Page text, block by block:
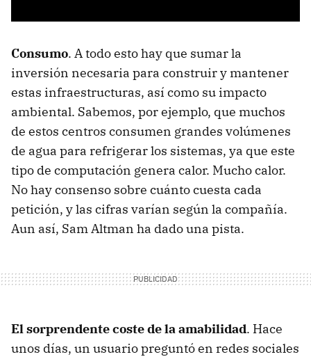
Consumo. A todo esto hay que sumar la
inversión necesaria para construir y mantener
estas infraestructuras, así como su impacto
ambiental. Sabemos, por ejemplo, que muchos
de estos centros consumen grandes volúmenes
de agua para refrigerar los sistemas, ya que este
tipo de computación genera calor. Mucho calor.
No hay consenso sobre cuánto cuesta cada
petición, y las cifras varían según la compañía.
Aun así, Sam Altman ha dado una pista.
El sorprendente coste de la amabilidad. Hace
unos días, un usuario preguntó en redes sociales